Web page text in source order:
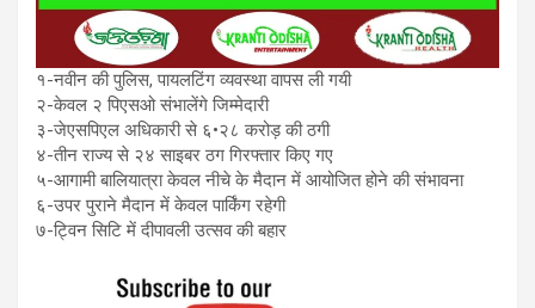
१-नवीन की पुलिस, पायलटिंग व्यवस्था वापस ली गयी
२-केवल २ पिएसओ संभालेंगे जिम्मेदारी
३-जेएसपिएल अधिकारी से ६•२८ करोड़ की ठगी
४-तीन राज्य से २४ साइबर ठग गिरफ्तार किए गए
५-आगामी बालियात्रा केवल नीचे के मैदान में आयोजित होने की संभावना
६-उपर पुराने मैदान में केवल पार्किंग रहेगी
७-ट्विन सिटि में दीपावली उत्सव की बहार